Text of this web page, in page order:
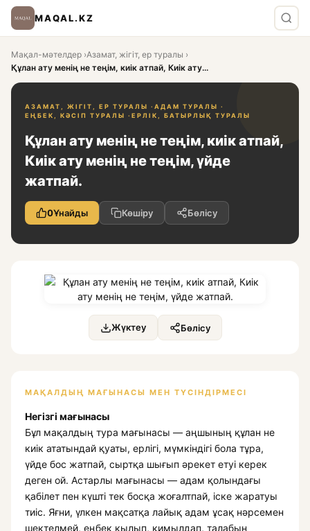
MAQAL.KZ
Мақал-мәтелдер ›Азамат, жігіт, ер туралы ›
Құлан ату менің не теңім, киік атпай, Киік ату...
АЗАМАТ, ЖІГІТ, ЕР ТУРАЛЫ · АДАМ ТУРАЛЫ ·
ЕҢБЕК, КӘСІП ТУРАЛЫ · ЕРЛІК, БАТЫРЛЫҚ ТУРАЛЫ
Құлан ату менің не теңім, киік атпай,
Киік ату менің не теңім, үйде
жатпай.
0Ұнайды Көшіру Бөлісу
Жүктеу Бөлісу
МАҚАЛДЫҢ МАҒЫНАСЫ МЕН ТҮСІНДІРМЕСІ
Негізгі мағынасы
Бұл мақалдың тура мағынасы — аңшының құлан не
киік ататындай қуаты, ерлігі, мүмкіндігі бола тұра,
үйде бос жатпай, сыртқа шығып әрекет етуі керек
деген ой. Астарлы мағынасы — адам қолындағы
қабілет пен күшті тек босқа жоғалтпай, іске жаратуы
тиіс. Яғни, үлкен мақсатқа лайық адам ұсақ нәрсемен
шектелмей, еңбек қылып, қимылдап, талабын